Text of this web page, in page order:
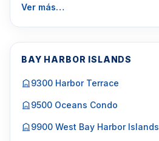
Ver más…
BAY HARBOR ISLANDS
9300 Harbor Terrace
9500 Oceans Condo
9900 West Bay Harbor Islands